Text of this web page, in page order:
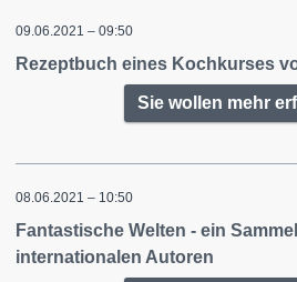
09.06.2021 – 09:50
Rezeptbuch eines Kochkurses
Sie wollen mehr
08.06.2021 – 10:50
Fantastische Welten - ein
internationalen Autoren